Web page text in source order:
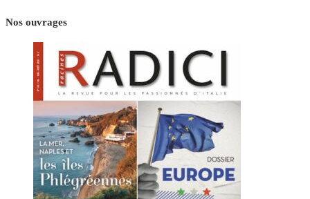
Nos ouvrages